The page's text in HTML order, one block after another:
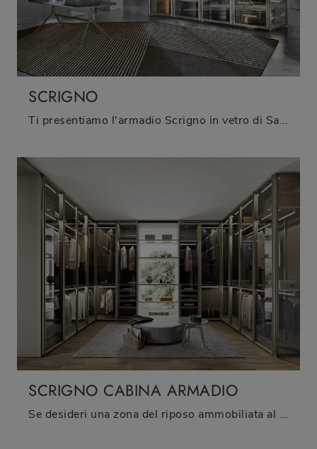
SCRIGNO
Ti presentiamo l'armadio Scrigno in vetro di Sangiacomo! Una ricca gamma di armadi componibili con ante battenti.
SCRIGNO CABINA ARMADIO
Se desideri una zona del riposo ammobiliata al meglio, scegli l'armadio Scrigno Cabina Armadio con ante battenti di Sangiacomo!